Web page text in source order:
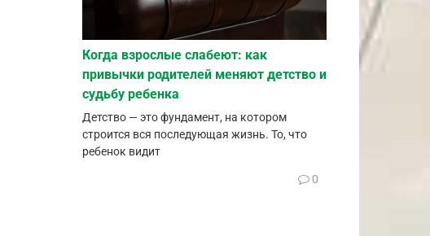
Когда взрослые слабеют: как
привычки родителей меняют детство и
судьбу ребенка
Детство — это фундамент, на котором
строится вся последующая жизнь. То, что
ребенок видит
0